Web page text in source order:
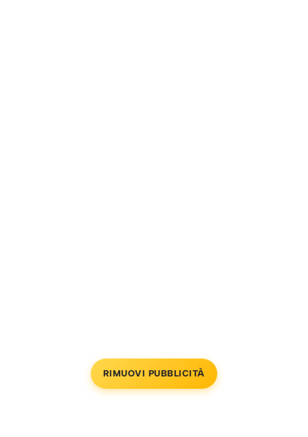
RIMUOVI PUBBLICITÀ